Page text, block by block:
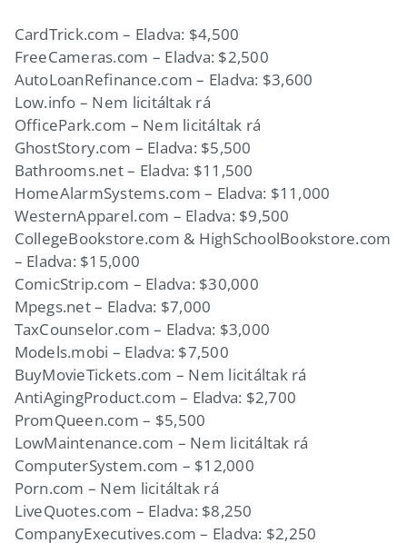
CardTrick.com – Eladva: $4,500
FreeCameras.com – Eladva: $2,500
AutoLoanRefinance.com – Eladva: $3,600
Low.info – Nem licitáltak rá
OfficePark.com – Nem licitáltak rá
GhostStory.com – Eladva: $5,500
Bathrooms.net – Eladva: $11,500
HomeAlarmSystems.com – Eladva: $11,000
WesternApparel.com – Eladva: $9,500
CollegeBookstore.com & HighSchoolBookstore.com
– Eladva: $15,000
ComicStrip.com – Eladva: $30,000
Mpegs.net – Eladva: $7,000
TaxCounselor.com – Eladva: $3,000
Models.mobi – Eladva: $7,500
BuyMovieTickets.com – Nem licitáltak rá
AntiAgingProduct.com – Eladva: $2,700
PromQueen.com – $5,500
LowMaintenance.com – Nem licitáltak rá
ComputerSystem.com – $12,000
Porn.com – Nem licitáltak rá
LiveQuotes.com – Eladva: $8,250
CompanyExecutives.com – Eladva: $2,250